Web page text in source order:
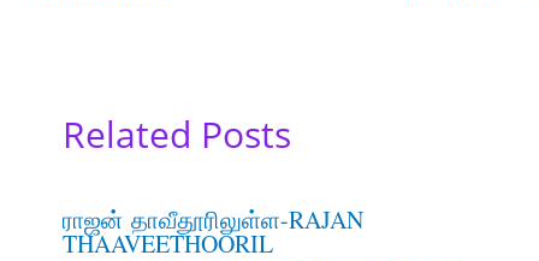
Related Posts
ராஜன் தாவீதூரிலுள்ள-RAJAN
THAAVEETHOORIL